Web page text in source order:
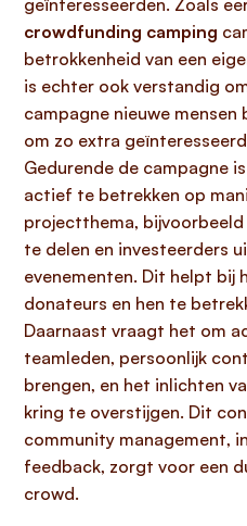
geïnteresseerden. Zoals
crowdfunding camping
betrokkenheid van een
is echter ook verstandig
campagne nieuwe
om zo extra
Gedurende de campagne
actief te betrekken op
projectthema,
te delen en investeerders
evenementen. Dit helpt bij
donateurs en hen te
Daarnaast vraagt het om
teamleden, persoonlijk
brengen, en het inlichten
kring te overstijgen. Dit
community management,
feedback, zorgt voor een
crowd.